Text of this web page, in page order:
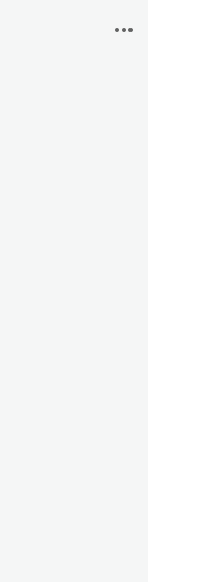
more_horiz